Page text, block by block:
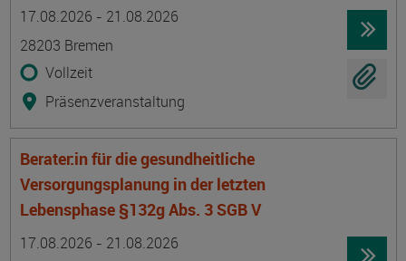
17.08.2026 - 21.08.2026
28203 Bremen
Vollzeit
Präsenzveranstaltung
Berater:in für die gesundheitliche
Versorgungsplanung in der letzten
Lebensphase §132g Abs. 3 SGB V
17.08.2026 - 21.08.2026